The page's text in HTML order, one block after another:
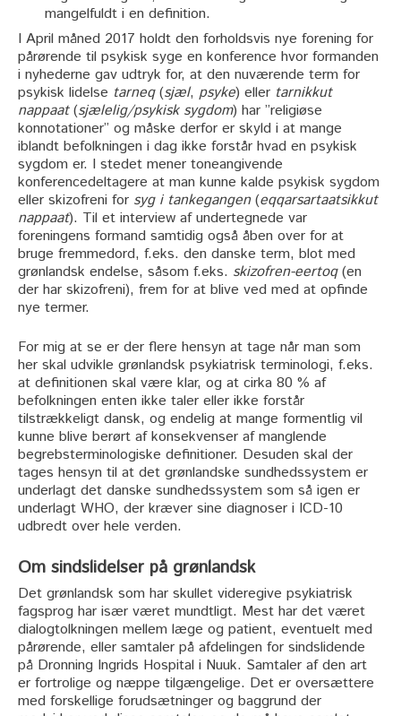
mangelfuldt i en definition.
I April måned 2017 holdt den forholdsvis nye forening for
pårørende til psykisk syge en konference hvor formanden
i nyhederne gav udtryk for, at den nuværende term for
psykisk lidelse tarneq(sjæl, psyke) eller tarnikkut
nappaat(sjælelig/psykisk sygdom) har ”religiøse
konnotationer” og måske derfor er skyld i at mange
iblandt befolkningen i dag ikke forstår hvad en psykisk
sygdom er. I stedet mener toneangivende
konferencedeltagere at man kunne kalde psykisk sygdom
eller skizofreni for syg i tankegangen(eqqarsartaatsikkut
nappaat). Til et interview af undertegnede var
foreningens formand samtidig også åben over for at
bruge fremmedord, f.eks. den danske term, blot med
grønlandsk endelse, såsom f.eks. skizofren-eertoq(en
der har skizofreni), frem for at blive ved med at opfinde
nye termer.
For mig at se er der flere hensyn at tage når man som
her skal udvikle grønlandsk psykiatrisk terminologi, f.eks.
at definitionen skal være klar, og at cirka 80 % af
befolkningen enten ikke taler eller ikke forstår
tilstrækkeligt dansk, og endelig at mange formentlig vil
kunne blive berørt af konsekvenser af manglende
begrebsterminologiske definitioner. Desuden skal der
tages hensyn til at det grønlandske sundhedssystem er
underlagt det danske sundhedssystem som så igen er
underlagt WHO, der kræver sine diagnoser i ICD-10
udbredt over hele verden.
Om sindslidelser på grønlandsk
Det grønlandsk som har skullet videregive psykiatrisk
fagsprog har især været mundtligt. Mest har det været
dialogtolkningen mellem læge og patient, eventuelt med
pårørende, eller samtaler på afdelingen for sindslidende
på Dronning Ingrids Hospital i Nuuk. Samtaler af den art
er fortrolige og næppe tilgængelige. Det er oversættere
med forskellige forudsætninger og baggrund der